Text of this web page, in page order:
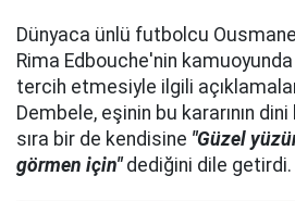
Dünyaca ünlü futbolcu
Rima Edbouche'nin
tercih etmesiyle ilgili
Dembele, eşinin bu kararının
sıra bir de kendisine "Güzel
görmen için"dediğini dile getirdi.